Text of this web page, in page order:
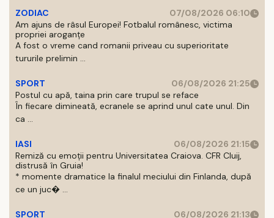
ZODIAC
07/08/2026 06:10
Am ajuns de râsul Europei! Fotbalul românesc, victima
propriei aroganțe
A fost o vreme cand romanii priveau cu superioritate
tururile prelimin ...
SPORT
06/08/2026 21:25
Postul cu apă, taina prin care trupul se reface
În fiecare dimineată, ecranele se aprind unul cate unul. Din
ca ...
IASI
06/08/2026 21:15
Remiză cu emoții pentru Universitatea Craiova. CFR Cluij,
distrusă în Gruia!
* momente dramatice la finalul meciului din Finlanda, după
ce un juc� ...
SPORT
06/08/2026 21:13